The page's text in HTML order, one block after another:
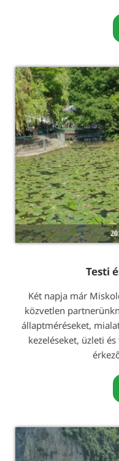
Testi
Két napja már
közvetlen
állaptméréseket,
kezeléseket, üzleti